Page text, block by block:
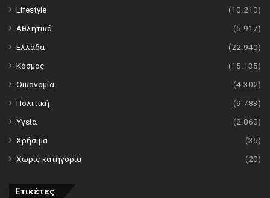
Lifestyle
(10.210)
Αθλητικά
(5.917)
Ελλάδα
(22.940)
Κόσμος
(15.135)
Οικονομία
(4.302)
Πολιτική
(9.783)
Υγεία
(2.060)
Χρήσιμα
(35)
Χωρίς κατηγορία
(20)
Ετικέτες